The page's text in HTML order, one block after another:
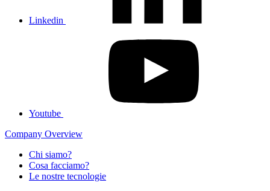
Linkedin
Youtube
Company Overview
Chi siamo?
Cosa facciamo?
Le nostre tecnologie